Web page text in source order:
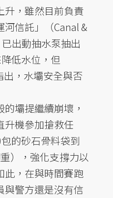
升，雖然目前負責
信託」（Canal &
出動抽水泵抽出
低水位，但
出，水壩安全與否
壩提繼續崩壞，
升機參加搶救任
的砂石骨料袋到
），強化支撐力以
此，在與時間賽跑
與警方還是沒有信